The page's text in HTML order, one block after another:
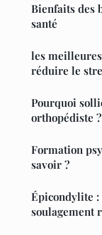
Bienfaits des
santé
les
réduire le
Pourquoi
orthopédiste ?
Formation
savoir ?
Épicondylite :
soulagement